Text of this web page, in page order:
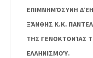
ΕΠΙΜΝΗΜΌΣΥΝΗ
ΞΆΝΘΗΣ Κ.Κ.
ΤΗΣ ΓΕΝΟΚΤΟΝΊΑΣ
ΕΛΛΗΝΙΣΜΟΎ.